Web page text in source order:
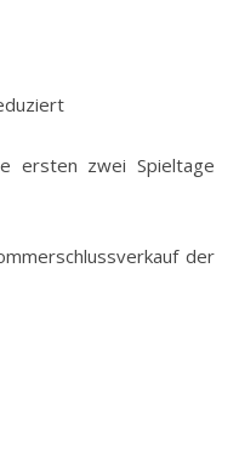
ersten zwei Spieltage
der